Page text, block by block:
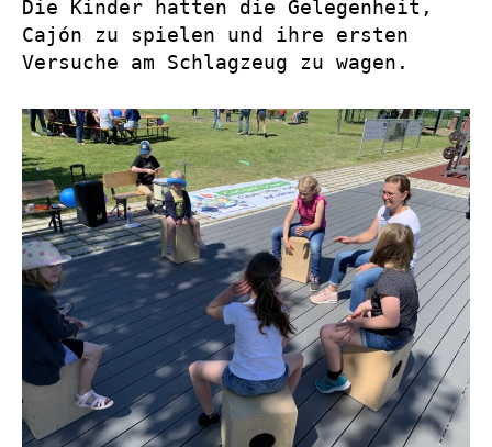
Die Kinder hatten die Gelegenheit,
Cajón zu spielen und ihre ersten
Versuche am Schlagzeug zu wagen.